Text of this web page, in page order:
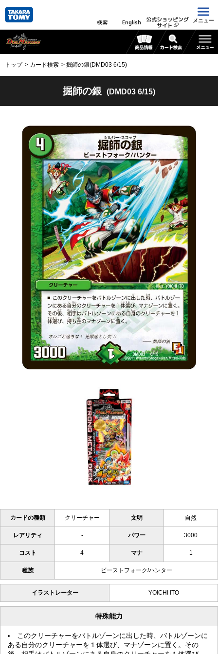
検索 English 公式ショッピング
サイト
メニュー
トップ カード検索 掘師の銀(DMD03 6/15)
掘師の銀 (DMD03 6/15)
カードの種類 クリーチャー 文明 自然
レアリティ - パワー 3000
コスト 4 マナ 1
種族 ビーストフォーク/ハンター
イラストレーター YOICHI ITO
特殊能力
このクリーチャーをバトルゾーンに出した時、バトルゾーンに
ある自分のクリーチャーを１体選び、マナゾーンに置く。その